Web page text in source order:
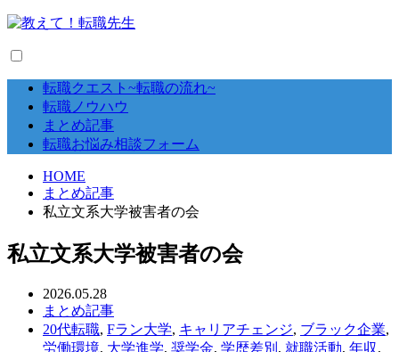
転職クエスト~転職の流れ~
転職ノウハウ
まとめ記事
転職お悩み相談フォーム
HOME
まとめ記事
私立文系大学被害者の会
私立文系大学被害者の会
2026.05.28
まとめ記事
20代転職, Fラン大学, キャリアチェンジ, ブラック企業,
労働環境, 大学進学, 奨学金, 学歴差別 , 就職活動, 年収,